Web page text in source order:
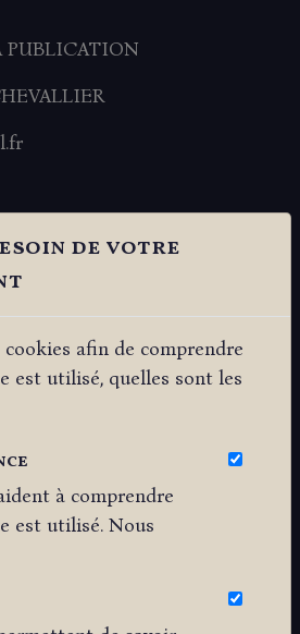
PUBLICATION
DE SITE
parClairement Web SAS
FR35885002238
de votre
afin de comprendre
est utilisé, quelles sont les
à comprendre
est utilisé. Nous
sont les plus vues,
afin de vous offrir